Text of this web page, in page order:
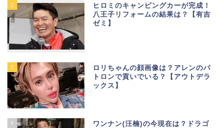
2
ヒロミのキャンピングカーが完成！
八王子リフォームの結果は？【有吉
ゼミ】
3
ロリちゃんの顔画像は？アレンのパ
トロンで貢いでいる？【アウトデラ
ックス】
4
ワンナン(汪楠)の今現在は？ドラゴ